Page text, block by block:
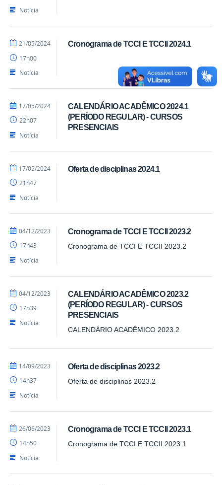
Notícia
Cronograma de TCCI E TCCII 2024.1
por
publicado
21/05/2024
17h00
Notícia
CALENDÁRIO ACADÊMICO 2024.1
(PERÍODO REGULAR) - CURSOS
PRESENCIAIS
por
publicado
17/05/2024
22h07
Notícia
Oferta de disciplinas 2024.1
por
publicado
17/05/2024
21h47
Notícia
Cronograma de TCCI E TCCII 2023.2
Cronograma de TCCI E TCCII 2023.2
por
publicado
04/12/2023
17h43
Notícia
CALENDÁRIO ACADÊMICO 2023.2
(PERÍODO REGULAR) - CURSOS
PRESENCIAIS
CALENDÁRIO ACADÊMICO 2023.2
por
publicado
04/12/2023
17h39
Notícia
Oferta de disciplinas 2023.2
Oferta de disciplinas 2023.2
por
publicado
14/09/2023
14h37
Notícia
Cronograma de TCCI E TCCII 2023.1
Cronograma de TCCI E TCCII 2023.1
por
publicado
26/06/2023
14h50
Notícia